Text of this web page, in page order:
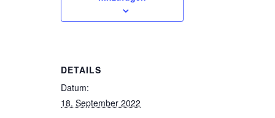
DETAILS
Datum:
18. September 2022